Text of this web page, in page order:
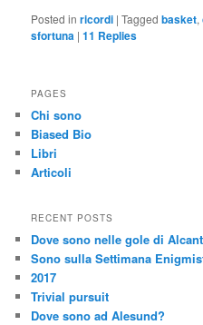
Posted in ricordi |Tagged basket,
sfortuna |11 Replies
PAGES
Chi sono
Biased Bio
Libri
Articoli
RECENT POSTS
Dove sono nelle gole di
Sono sulla Settimana
2017
Trivial pursuit
Dove sono ad Alesund?